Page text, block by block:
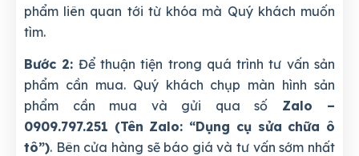
phẩm liên quan tới từ khóa mà Quý khách muốn
tìm.
Bước 2: Để thuận tiện trong quá trình tư vấn sản
phẩm cần mua. Quý khách chụp màn hình sản
phẩm cần mua và gửi qua số Zalo –
0909.797.251 (Tên Zalo: “Dụng cụ sửa chữa ô
tô”). Bên cửa hàng sẽ báo giá và tư vấn sớm nhất